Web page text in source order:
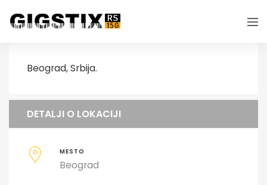
Beograd, Srbija.
DETALJI O LOKACIJI
MESTO
Beograd